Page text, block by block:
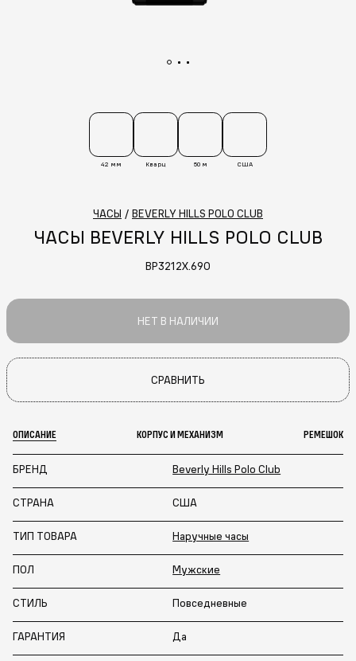
42 мм Кварц 50 м США
ЧАСЫ / BEVERLY HILLS POLO CLUB
ЧАСЫ BEVERLY HILLS POLO CLUB
BP3212X.690
НЕТ В НАЛИЧИИ
СРАВНИТЬ
ОПИСАНИЕ КОРПУС И МЕХАНИЗМ РЕМЕШОК
БРЕНД Beverly Hills Polo Club
СТРАНА США
ТИП ТОВАРА Наручные часы
ПОЛ Мужские
СТИЛЬ Повседневные
ГАРАНТИЯ Да